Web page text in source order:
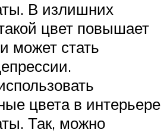
В излишних
цвет повышает
может стать
цвета в интерьере
Так, можно